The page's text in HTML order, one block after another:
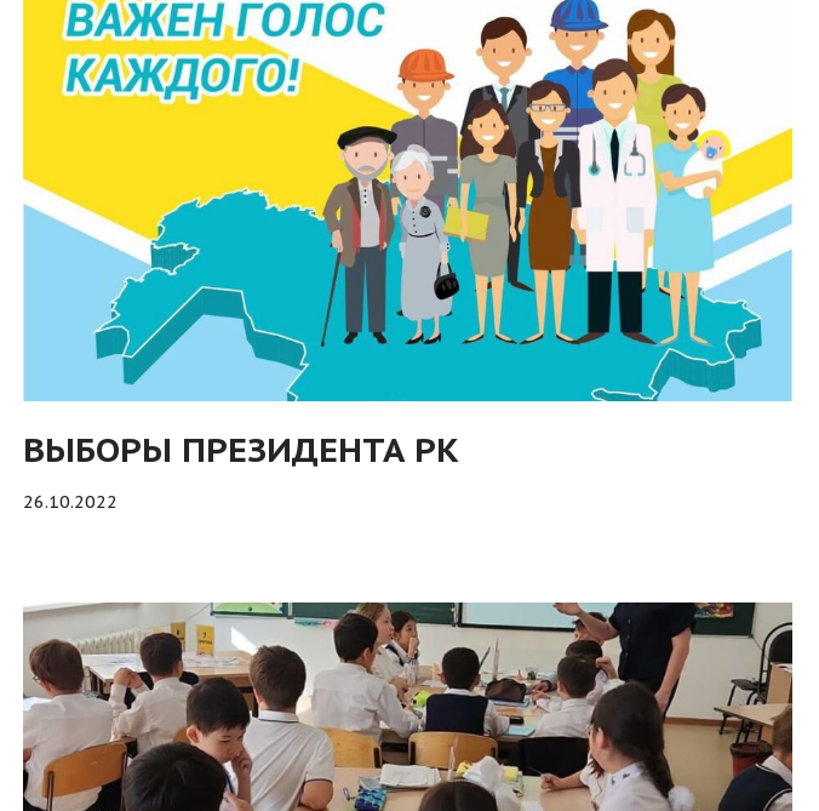
ВЫБОРЫ ПРЕЗИДЕНТА РК
26.10.2022